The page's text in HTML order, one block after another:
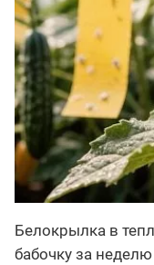
Белокрылка в
бабочку за неделю